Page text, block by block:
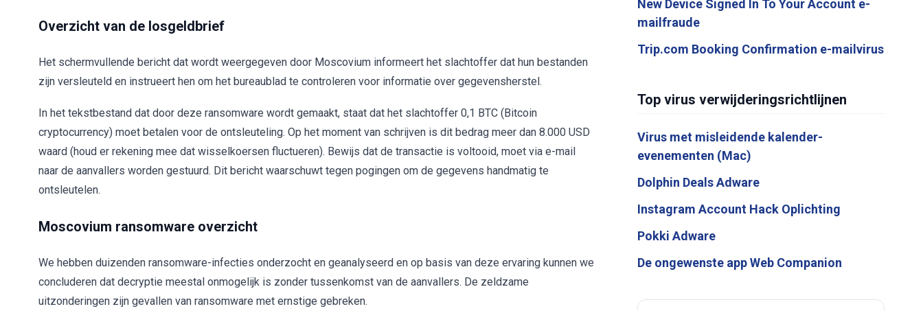
Overzicht van de losgeldbrief
Het schermvullende bericht dat wordt weergegeven door Moscovium informeert het slachtoffer dat hun bestanden
zijn versleuteld en instrueert hen om het bureaublad te controleren voor informatie over gegevensherstel.
In het tekstbestand dat door deze ransomware wordt gemaakt, staat dat het slachtoffer 0,1 BTC (Bitcoin
cryptocurrency) moet betalen voor de ontsleuteling. Op het moment van schrijven is dit bedrag meer dan 8.000 USD
waard (houd er rekening mee dat wisselkoersen fluctueren). Bewijs dat de transactie is voltooid, moet via e-mail
naar de aanvallers worden gestuurd. Dit bericht waarschuwt tegen pogingen om de gegevens handmatig te
ontsleutelen.
Moscovium ransomware overzicht
We hebben duizenden ransomware-infecties onderzocht en geanalyseerd en op basis van deze ervaring kunnen we
concluderen dat decryptie meestal onmogelijk is zonder tussenkomst van de aanvallers. De zeldzame
uitzonderingen zijn gevallen van ransomware met ernstige gebreken.
New Device Signed In To Your Account e-
mailfraude
Trip.com Booking Confirmation e-mailvirus
Top virus verwijderingsrichtlijnen
Virus met misleidende kalender-
evenementen (Mac)
Dolphin Deals Adware
Instagram Account Hack Oplichting
Pokki Adware
De ongewenste app Web Companion